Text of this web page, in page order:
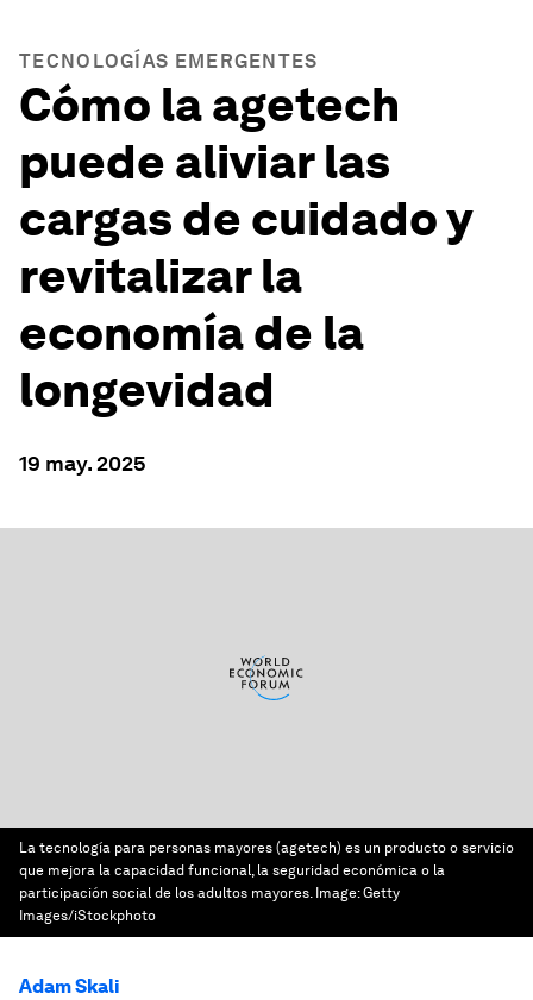
TECNOLOGÍAS EMERGENTES
Cómo la agetech
puede aliviar las
cargas de cuidado y
revitalizar la
economía de la
longevidad
19 may. 2025
La tecnología para personas mayores (agetech) es un producto o servicio
que mejora la capacidad funcional, la seguridad económica o la
participación social de los adultos mayores. Image:Getty
Images/iStockphoto
Adam Skali